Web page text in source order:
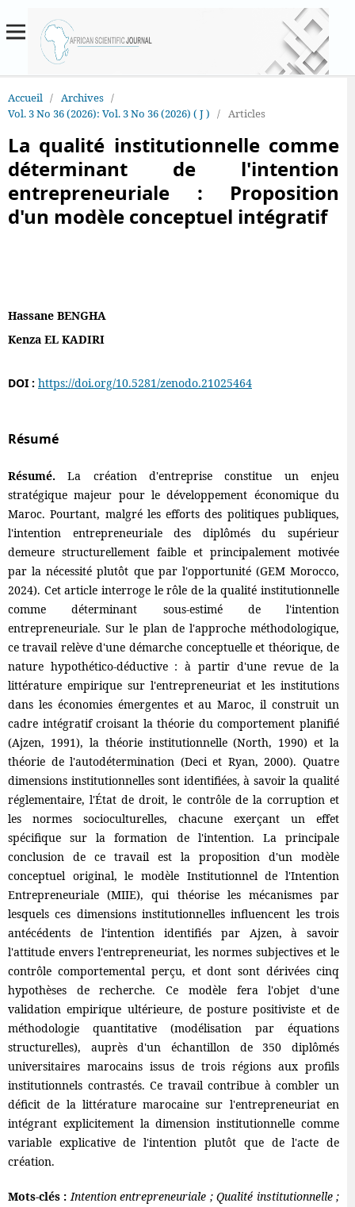
Accueil / Archives /
Vol. 3 No 36 (2026): Vol. 3 No 36 (2026) ( J ) / Articles
La qualité institutionnelle comme
déterminant de l'intention
entrepreneuriale : Proposition
d'un modèle conceptuel intégratif
Hassane BENGHA
Kenza EL KADIRI
DOI : https://doi.org/10.5281/zenodo.21025464
Résumé
Résumé.La création d'entreprise constitue un enjeu
stratégique majeur pour le développement économique du
Maroc. Pourtant, malgré les efforts des politiques publiques,
l'intention entrepreneuriale des diplômés du supérieur
demeure structurellement faible et principalement motivée
par la nécessité plutôt que par l'opportunité (GEM Morocco,
2024). Cet article interroge le rôle de la qualité institutionnelle
comme déterminant sous-estimé de l'intention
entrepreneuriale. Sur le plan de l'approche méthodologique,
ce travail relève d'une démarche conceptuelle et théorique, de
nature hypothético-déductive : à partir d'une revue de la
littérature empirique sur l'entrepreneuriat et les institutions
dans les économies émergentes et au Maroc, il construit un
cadre intégratif croisant la théorie du comportement planifié
(Ajzen, 1991), la théorie institutionnelle (North, 1990) et la
théorie de l'autodétermination (Deci et Ryan, 2000). Quatre
dimensions institutionnelles sont identifiées, à savoir la qualité
réglementaire, l'État de droit, le contrôle de la corruption et
les normes socioculturelles, chacune exerçant un effet
spécifique sur la formation de l'intention. La principale
conclusion de ce travail est la proposition d'un modèle
conceptuel original, le modèle Institutionnel de l'Intention
Entrepreneuriale (MIIE), qui théorise les mécanismes par
lesquels ces dimensions institutionnelles influencent les trois
antécédents de l'intention identifiés par Ajzen, à savoir
l'attitude envers l'entrepreneuriat, les normes subjectives et le
contrôle comportemental perçu, et dont sont dérivées cinq
hypothèses de recherche. Ce modèle fera l'objet d'une
validation empirique ultérieure, de posture positiviste et de
méthodologie quantitative (modélisation par équations
structurelles), auprès d'un échantillon de 350 diplômés
universitaires marocains issus de trois régions aux profils
institutionnels contrastés. Ce travail contribue à combler un
déficit de la littérature marocaine sur l'entrepreneuriat en
intégrant explicitement la dimension institutionnelle comme
variable explicative de l'intention plutôt que de l'acte de
création.
Mots-clés :Intention entrepreneuriale ; Qualité institutionnelle ;